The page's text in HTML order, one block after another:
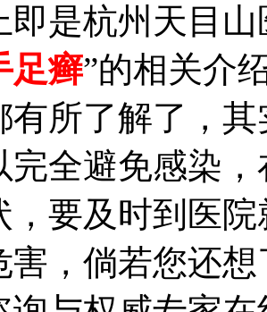
杭州天目山
足癣”的相关介
有所了解了，
完全避免感染
，要及时到医
害，倘若您还